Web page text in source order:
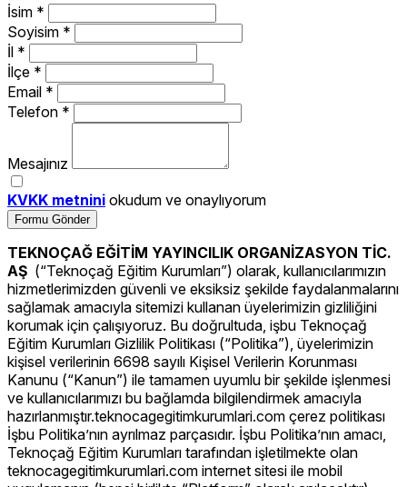
İsim *
Soyisim *
İl *
İlçe *
Email *
Telefon *
Mesajınız
KVKK metnini okudum ve onaylıyorum
Formu Gönder
TEKNOÇAĞ EĞİTİM YAYINCILIK ORGANİZASYON TİC.
AŞ (“Teknoçağ Eğitim Kurumları”) olarak, kullanıcılarımızın
hizmetlerimizden güvenli ve eksiksiz şekilde faydalanmalarını
sağlamak amacıyla sitemizi kullanan üyelerimizin gizliliğini
korumak için çalışıyoruz. Bu doğrultuda, işbu Teknoçağ
Eğitim Kurumları Gizlilik Politikası (“Politika”), üyelerimizin
kişisel verilerinin 6698 sayılı Kişisel Verilerin Korunması
Kanunu (“Kanun”) ile tamamen uyumlu bir şekilde işlenmesi
ve kullanıcılarımızı bu bağlamda bilgilendirmek amacıyla
hazırlanmıştır.teknocagegitimkurumlari.com çerez politikası
İşbu Politika’nın ayrılmaz parçasıdır. İşbu Politika’nın amacı,
Teknoçağ Eğitim Kurumları tarafından işletilmekte olan
teknocagegitimkurumlari.com internet sitesi ile mobil